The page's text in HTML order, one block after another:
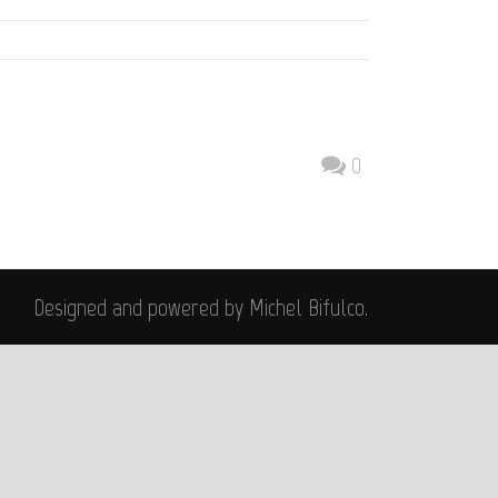
0
Designed and powered by Michel Bifulco.